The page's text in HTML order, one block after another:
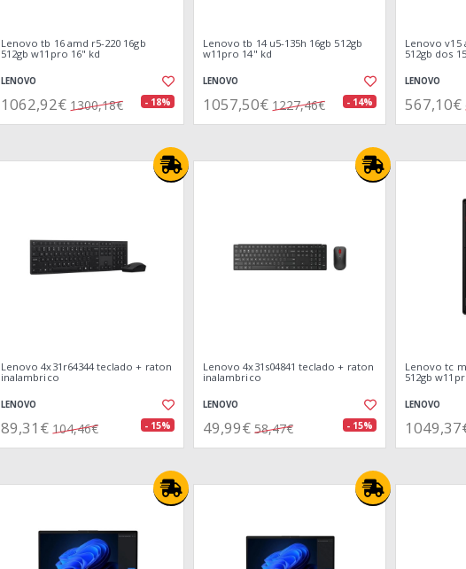
Lenovo tb 16 amd r5-220 16gb
512gb w11pro 16" kd
LENOVO
1062,92€ 1300,18€ - 18%
Lenovo tb 14 u5-135h 16gb 512gb
w11pro 14" kd
LENOVO
1057,50€ 1227,46€ - 14%
Lenovo v15
512gb dos
LENOVO
567,10€
Lenovo 4x31r64344 teclado + raton
inalambrico
LENOVO
89,31€ 104,46€ - 15%
Lenovo 4x31s04841 teclado + raton
inalambrico
LENOVO
49,99€ 58,47€ - 15%
Lenovo tc
512gb
LENOVO